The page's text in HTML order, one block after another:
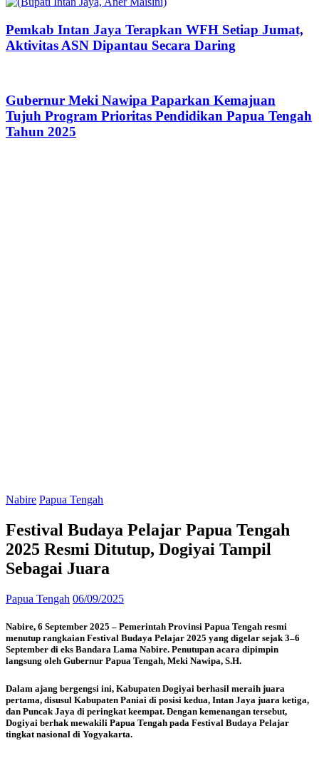
Pemkab Intan Jaya Terapkan WFH Setiap Jumat,
Aktivitas ASN Dipantau Secara Daring
Gubernur Meki Nawipa Paparkan Kemajuan
Tujuh Program Prioritas Pendidikan Papua Tengah
Tahun 2025
Nabire Papua Tengah
Festival Budaya Pelajar Papua Tengah
2025 Resmi Ditutup, Dogiyai Tampil
Sebagai Juara
Papua Tengah 06/09/2025
Nabire, 6 September 2025 – Pemerintah Provinsi Papua Tengah resmi
menutup rangkaian Festival Budaya Pelajar 2025 yang digelar sejak 3–6
September di eks Bandara Lama Nabire. Penutupan acara dipimpin
langsung oleh Gubernur Papua Tengah, Meki Nawipa, S.H.
Dalam ajang bergengsi ini, Kabupaten Dogiyai berhasil meraih juara
pertama, disusul Kabupaten Paniai di posisi kedua, Intan Jaya juara ketiga,
dan Puncak Jaya di peringkat keempat. Dengan kemenangan tersebut,
Dogiyai berhak mewakili Papua Tengah pada Festival Budaya Pelajar
tingkat nasional di Yogyakarta.